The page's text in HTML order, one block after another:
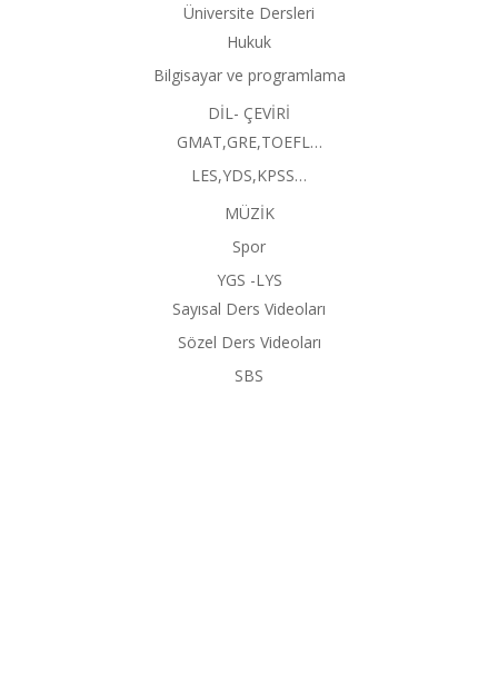
Üniversite Dersleri
Hukuk
Bilgisayar ve programlama
DİL- ÇEVİRİ
GMAT,GRE,TOEFL…
LES,YDS,KPSS…
MÜZİK
Spor
YGS -LYS
Sayısal Ders Videoları
Sözel Ders Videoları
SBS